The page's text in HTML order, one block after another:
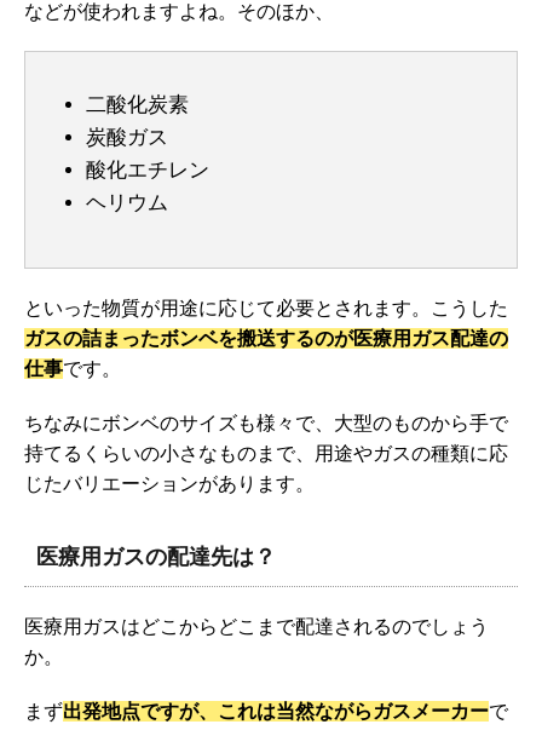
などが使われますよね。そのほか、
二酸化炭素
炭酸ガス
酸化エチレン
ヘリウム
といった物質が用途に応じて必要とされます。こうした
ガスの詰まったボンベを搬送するのが医療用ガス配達の
仕事です。
ちなみにボンベのサイズも様々で、大型のものから手で
持てるくらいの小さなものまで、用途やガスの種類に応
じたバリエーションがあります。
医療用ガスの配達先は？
医療用ガスはどこからどこまで配達されるのでしょう
か。
まず出発地点ですが、これは当然ながらガスメーカーで